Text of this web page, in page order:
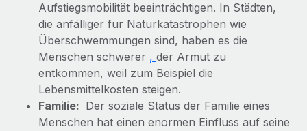
Niederlassungen
Mobilität und Relocation
Mühelose Relocation von Mitarbeiter:innen
Benefits
Mühelose Verwaltung von Benefits
Management und Payroll
Reverse Tech auf einen Blick Das Gesundheits- und
Wellness-Startup Reverse Tech hat das globale...
Mehr erfahren
Den Blog erkunden
Neues zu Remote-Produkten: Integration mit
Gusto und Zero und Contractor Management
Plus
Aufstiegsmobilität beeinträchtigen. In Städten,
die anfälliger für Naturkatastrophen wie
Überschwemmungen sind, haben es die
Menschen schwerer , der Armut zu
entkommen, weil zum Beispiel die
Lebensmittelkosten steigen.
Familie: Der soziale Status der Familie eines
Menschen hat einen enormen Einfluss auf seine